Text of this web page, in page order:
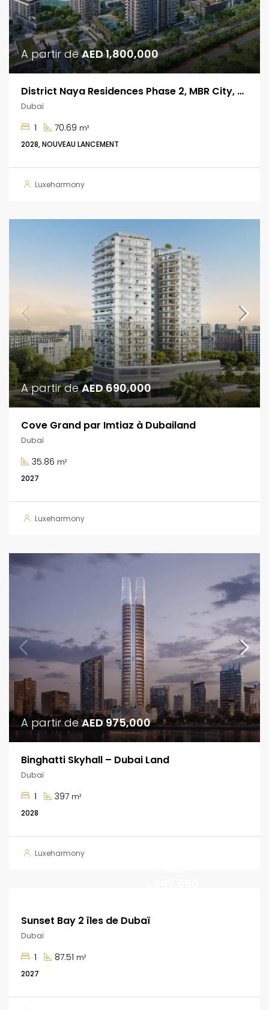
A partir deAED 1,800,000
District Naya Residences Phase 2, MBR City, Dubaï
Dubaï
1 70.69 m²
2028, NOUVEAU LANCEMENT
Luxeharmony
A partir deAED 690,000
Cove Grand par Imtiaz à Dubailand
Dubaï
35.86 m²
2027
Luxeharmony
A partir deAED 975,000
Binghatti Skyhall – Dubai Land
Dubaï
1 397 m²
2028
Luxeharmony
Sunset Bay 2 îles de Dubaï
Dubaï
1 87.51 m²
2027